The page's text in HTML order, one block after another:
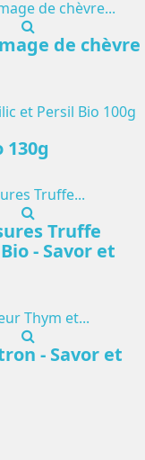
de chèvre
Truffe
- Savor et
- Savor et